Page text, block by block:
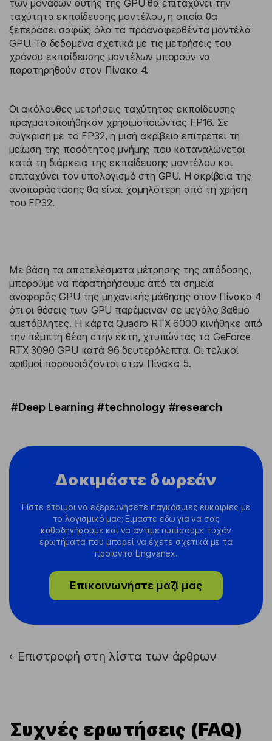
των μονάδων αυτής της GPU θα επιταχύνει την
ταχύτητα εκπαίδευσης μοντέλου, η οποία θα
ξεπεράσει σαφώς όλα τα προαναφερθέντα μοντέλα
GPU. Τα δεδομένα σχετικά με τις μετρήσεις του
χρόνου εκπαίδευσης μοντέλων μπορούν να
παρατηρηθούν στον Πίνακα 4.
Οι ακόλουθες μετρήσεις ταχύτητας εκπαίδευσης
πραγματοποιήθηκαν χρησιμοποιώντας FP16. Σε
σύγκριση με το FP32, η μισή ακρίβεια επιτρέπει τη
μείωση της ποσότητας μνήμης που καταναλώνεται
κατά τη διάρκεια της εκπαίδευσης μοντέλου και
επιταχύνει τον υπολογισμό στη GPU. Η ακρίβεια της
αναπαράστασης θα είναι χαμηλότερη από τη χρήση
του FP32.
Με βάση τα αποτελέσματα μέτρησης της απόδοσης,
μπορούμε να παρατηρήσουμε από τα σημεία
αναφοράς GPU της μηχανικής μάθησης στον Πίνακα 4
ότι οι θέσεις των GPU παρέμειναν σε μεγάλο βαθμό
αμετάβλητες. Η κάρτα Quadro RTX 6000 κινήθηκε από
την πέμπτη θέση στην έκτη, χτυπώντας το GeForce
RTX 3090 GPU κατά 96 δευτερόλεπτα. Οι τελικοί
αριθμοί παρουσιάζονται στον Πίνακα 5.
#Deep Learning #technology #research
Δοκιμάστε δωρεάν
Είστε έτοιμοι να εξερευνήσετε παγκόσμιες ευκαιρίες με
το λογισμικό μας; Είμαστε εδώ για να σας
καθοδηγήσουμε και να αντιμετωπίσουμε τυχόν
ερωτήματα που μπορεί να έχετε σχετικά με τα
προϊόντα Lingvanex.
Επικοινωνήστε μαζί μας
› Επιστροφή στη λίστα των άρθρων
Συχνές ερωτήσεις (FAQ)